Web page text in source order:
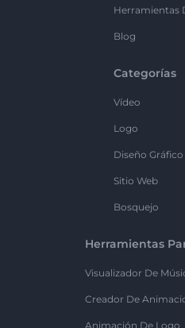
Herramientas
Blog
Categorías
Vídeo
Logo
Diseño Gráfico
Sitio Web
Bosquejo
Herramientas
Visualizador De
Creador De
Animación De Logo